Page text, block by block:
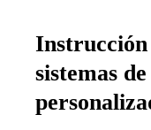
sistemas